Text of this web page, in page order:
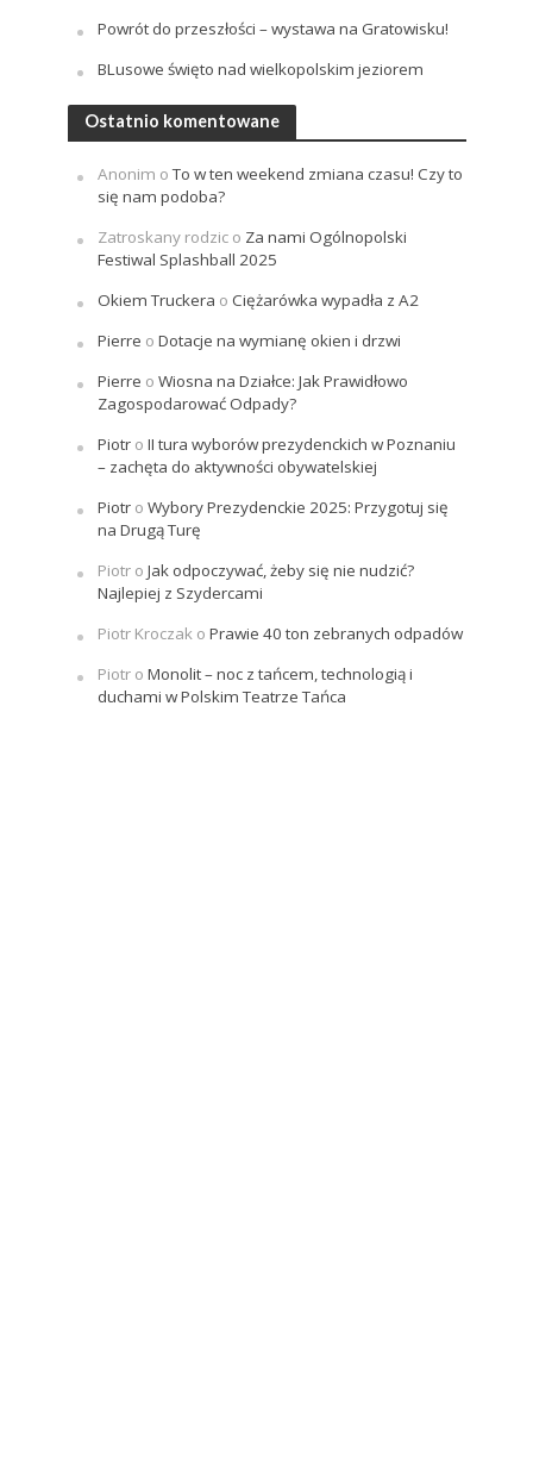
Powrót do przeszłości – wystawa na Gratowisku!
BLusowe święto nad wielkopolskim jeziorem
Ostatnio komentowane
Anonim oTo w ten weekend zmiana czasu! Czy to
się nam podoba?
Zatroskany rodzico Za nami Ogólnopolski
Festiwal Splashball 2025
Okiem Truckera o Ciężarówka wypadła z A2
Pierre o Dotacje na wymianę okien i drzwi
Pierre o Wiosna na Działce: Jak Prawidłowo
Zagospodarować Odpady?
Piotro II tura wyborów prezydenckich w Poznaniu
– zachęta do aktywności obywatelskiej
Piotro Wybory Prezydenckie 2025: Przygotuj się
na Drugą Turę
Piotro Jak odpoczywać, żeby się nie nudzić?
Najlepiej z Szydercami
Piotr Kroczako Prawie 40 ton zebranych odpadów
Piotro Monolit – noc z tańcem, technologią i
duchami w Polskim Teatrze Tańca